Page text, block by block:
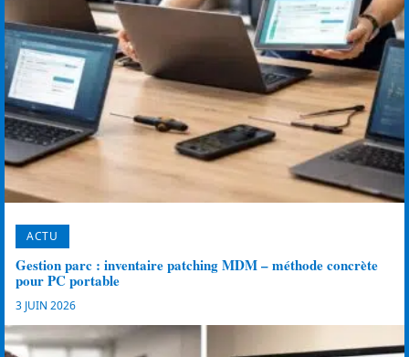
ACTU
Gestion parc : inventaire patching MDM – méthode concrète
pour PC portable
3 JUIN 2026